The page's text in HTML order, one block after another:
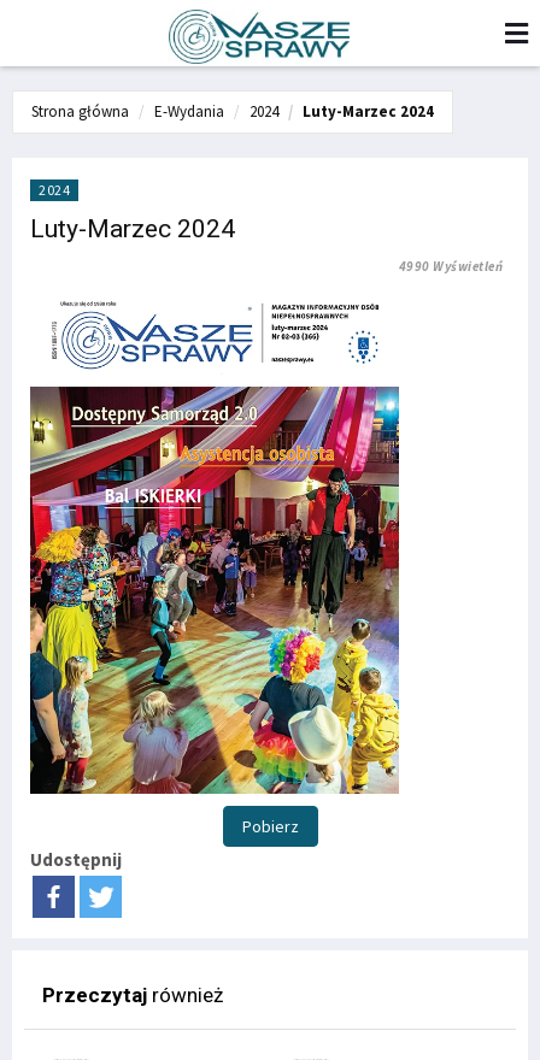
Strona główna E-Wydania 2024 Luty-Marzec 2024
2024
Luty-Marzec 2024
4990 Wyświetleń
Pobierz
Udostępnij
Przeczytaj również